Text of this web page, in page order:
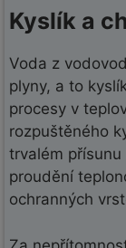
Kyslík a
Voda z
plyny, a to
procesy v
rozpuštěného
trvalém
proudění
ochranných